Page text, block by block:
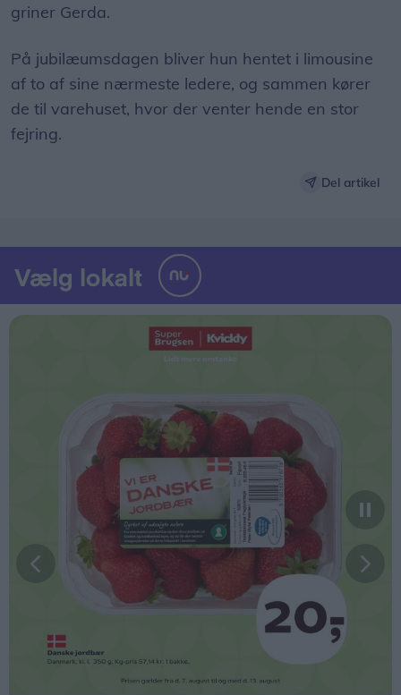
griner Gerda.
På jubilæumsdagen bliver hun hentet i limousine
af to af sine nærmeste ledere, og sammen kører
de til varehuset, hvor der venter hende en stor
fejring.
Del artikel